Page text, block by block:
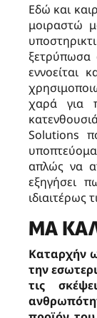
Εδώ και
μοιραστώ
ξετρύπωσα
εννοείται
χαρά για
Solutions
απλώς να
εξηγήσει
ιδιαιτέρως
ΜΑ
Καταρχήν
την
τις